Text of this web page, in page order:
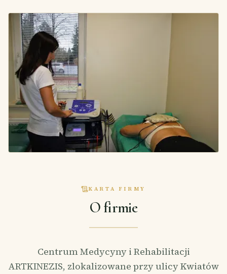
KARTA FIRMY
O firmie
Centrum Medycyny i Rehabilitacji
ARTKINEZIS, zlokalizowane przy ulicy Kwiatów